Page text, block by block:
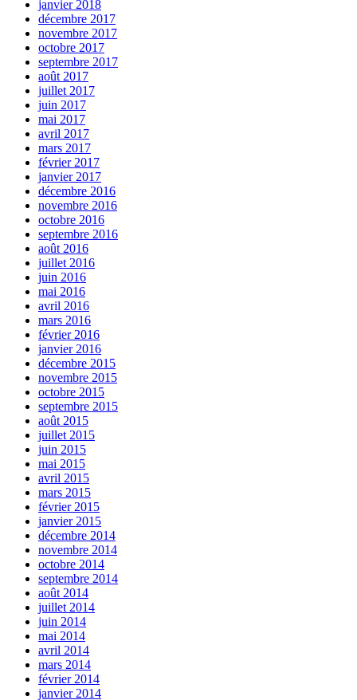
janvier 2018
décembre 2017
novembre 2017
octobre 2017
septembre 2017
août 2017
juillet 2017
juin 2017
mai 2017
avril 2017
mars 2017
février 2017
janvier 2017
décembre 2016
novembre 2016
octobre 2016
septembre 2016
août 2016
juillet 2016
juin 2016
mai 2016
avril 2016
mars 2016
février 2016
janvier 2016
décembre 2015
novembre 2015
octobre 2015
septembre 2015
août 2015
juillet 2015
juin 2015
mai 2015
avril 2015
mars 2015
février 2015
janvier 2015
décembre 2014
novembre 2014
octobre 2014
septembre 2014
août 2014
juillet 2014
juin 2014
mai 2014
avril 2014
mars 2014
février 2014
janvier 2014